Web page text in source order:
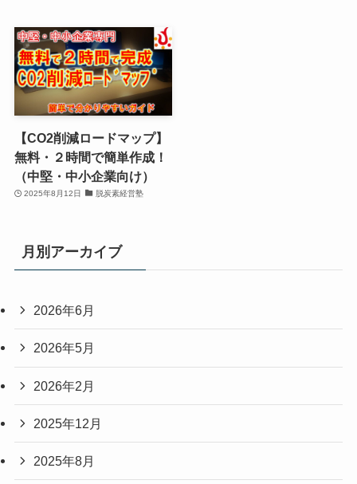
【CO2削減ロードマップ】
無料・２時間で簡単作成！
（中堅・中小企業向け）
2025年8月12日 脱炭素経営塾
月別アーカイブ
2026年6月
2026年5月
2026年2月
2025年12月
2025年8月